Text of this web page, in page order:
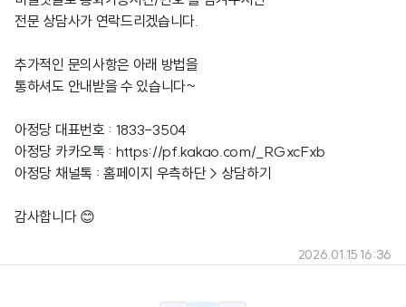
전문 상담사가 연락드리겠습니다.
추가적인 문의사항은 아래 방법을
통하셔도 안내받을 수 있습니다~
아정당 대표번호 : 1833-3504
아정당 카카오톡 : https://pf.kakao.com/_RGxcFxb
아정당 채널톡 : 홈페이지 우측하단 > 상담하기
감사합니다 😊
2026.01.15 16:36